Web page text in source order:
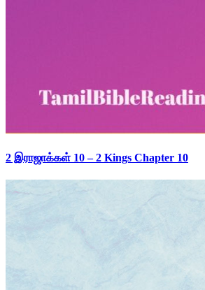
2 இராஜாக்கள் 10 – 2 Kings Chapter 10